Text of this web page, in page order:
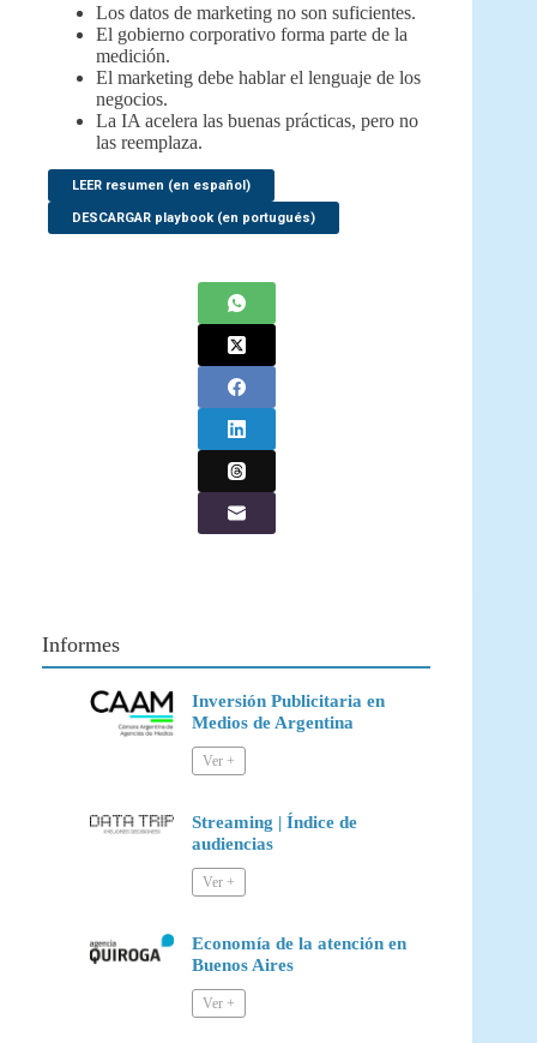
Los datos de marketing no son suficientes.
El gobierno corporativo forma parte de la
medición.
El marketing debe hablar el lenguaje de los
negocios.
La IA acelera las buenas prácticas, pero no
las reemplaza.
LEER resumen (en español)
DESCARGAR playbook (en portugués)
Informes
Inversión Publicitaria en
Medios de Argentina
Streaming | Índice de
audiencias
Economía de la atención en
Buenos Aires